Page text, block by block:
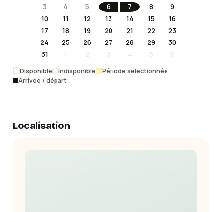
3
4 5 6 7 8
9
10
11 12 13 14 15
16
17
18 19 20 21 22
23
24
25 26 27 28 29
30
31
1 2 3 4 5 6
Disponible Indisponible
Période sélectionnée
Arrivée / départ
Localisation